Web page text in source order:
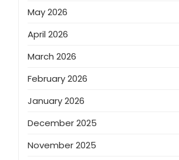
May 2026
April 2026
March 2026
February 2026
January 2026
December 2025
November 2025